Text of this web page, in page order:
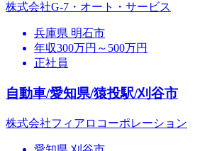
株式会社G-7・オート・サービス
兵庫県 明石市
年収300万円～500万円
正社員
自動車/愛知県/猿投駅/刈谷市
株式会社フィアロコーポレーション